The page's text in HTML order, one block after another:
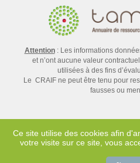
Attention: Les informations
et n’ont aucune valeur
utilisées à des fins
Le CRAIF ne peut être tenu pour
fausses ou
Mentions
Ce site utilise des cookies afin
votre visite sur ce site, vous